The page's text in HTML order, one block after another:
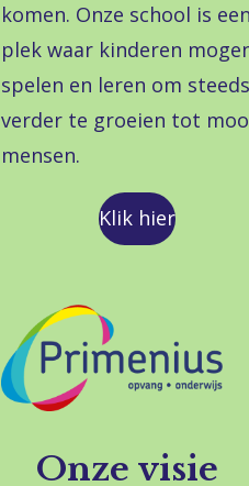
komen. Onze school is een
plek waar kinderen
spelen en leren om steeds
verder te groeien tot
mensen.
Klik hier
Onze visie